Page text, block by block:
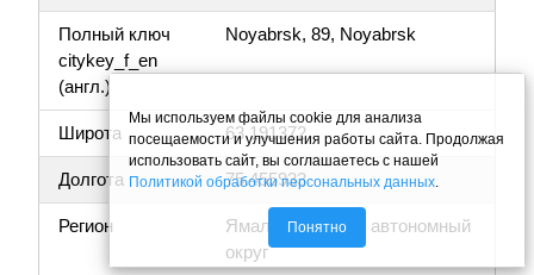
Полный ключ
citykey_f_en
(англ.)
Noyabrsk, 89, Noyabrsk
Широта 63.191372
Долгота 75.455933
Регион
Ямало-Ненецкий автономный
округ
Мы используем файлы cookie для анализа
посещаемости и улучшения работы сайта. Продолжая
использовать сайт, вы соглашаетесь с нашей
Политикой обработки персональных данных.
Понятно